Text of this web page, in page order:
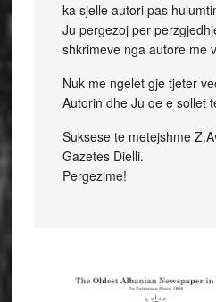
ka sjelle autori pas
Ju pergezoj per
shkrimeve nga autore me
Nuk me ngelet gje tjeter
Autorin dhe Ju qe e sollet
Suksese te metejshme
Gazetes Dielli.
Pergezime!